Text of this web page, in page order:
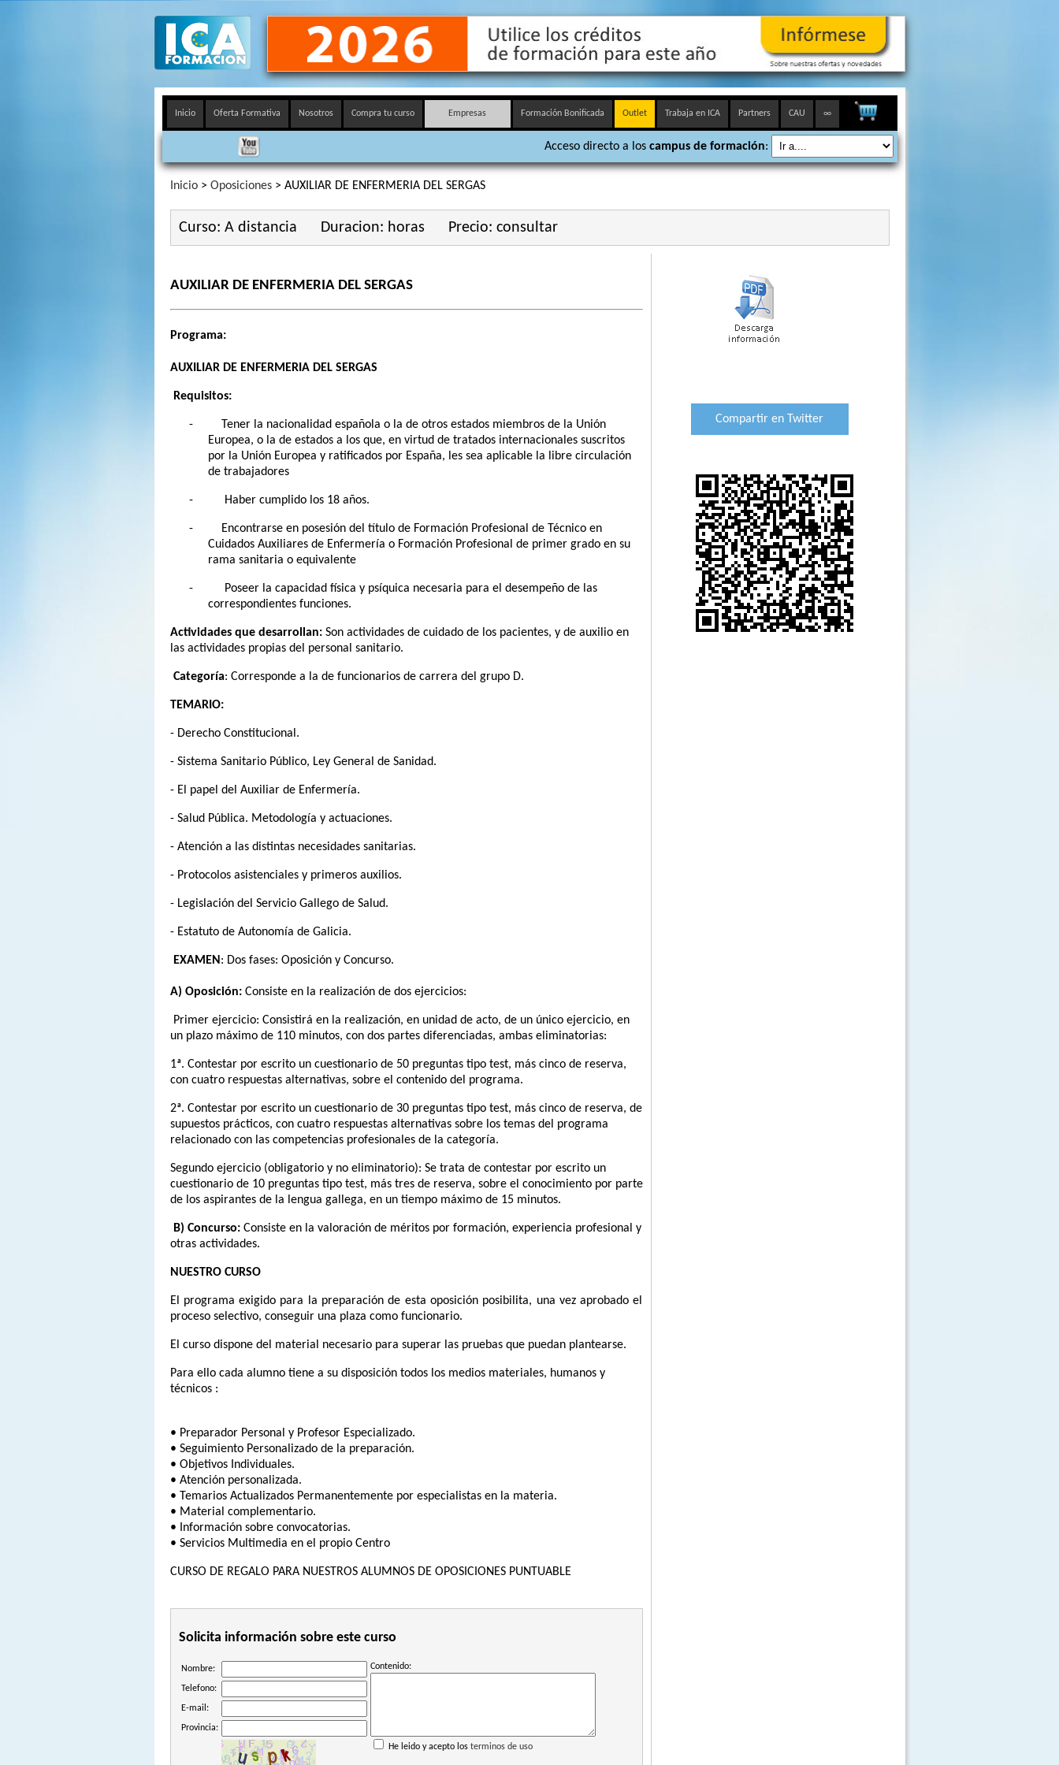
Inicio Oferta Formativa Nosotros Compra tu curso Empresas Formación Bonificada Outlet Trabaja en ICA Partners CAU ∞
Acceso directo a los campus de formación:
Inicio> Oposiciones> AUXILIAR DE ENFERMERIA DEL SERGAS
Curso: A distancia Duracion: horas Precio: consultar
AUXILIAR DE ENFERMERIA DEL SERGAS
Programa:
AUXILIAR DE ENFERMERIA DEL SERGAS
Requisitos:
- Tener la nacionalidad española o la de otros estados miembros de la Unión
Europea, o la de estados a los que, en virtud de tratados internacionales suscritos
por la Unión Europea y ratificados por España, les sea aplicable la libre circulación
de trabajadores
- Haber cumplido los 18 años.
- Encontrarse en posesión del título de Formación Profesional de Técnico en
Cuidados Auxiliares de Enfermería o Formación Profesional de primer grado en su
rama sanitaria o equivalente
- Poseer la capacidad física y psíquica necesaria para el desempeño de las
correspondientes funciones.
Actividades que desarrollan:Son actividades de cuidado de los pacientes, y de auxilio en
las actividades propias del personal sanitario.
Categoría: Corresponde a la de funcionarios de carrera del grupo D.
TEMARIO:
- Derecho Constitucional.
- Sistema Sanitario Público, Ley General de Sanidad.
- El papel del Auxiliar de Enfermería.
- Salud Pública. Metodología y actuaciones.
- Atención a las distintas necesidades sanitarias.
- Protocolos asistenciales y primeros auxilios.
- Legislación del Servicio Gallego de Salud.
- Estatuto de Autonomía de Galicia.
EXAMEN : Dos fases: Oposición y Concurso.
A) Oposición:Consiste en la realización de dos ejercicios:
Primer ejercicio: Consistirá en la realización, en unidad de acto, de un único ejercicio, en
un plazo máximo de 110 minutos, con dos partes diferenciadas, ambas eliminatorias:
1ª. Contestar por escrito un cuestionario de 50 preguntas tipo test, más cinco de reserva,
con cuatro respuestas alternativas, sobre el contenido del programa.
2ª. Contestar por escrito un cuestionario de 30 preguntas tipo test, más cinco de reserva, de
supuestos prácticos, con cuatro respuestas alternativas sobre los temas del programa
relacionado con las competencias profesionales de la categoría.
Segundo ejercicio (obligatorio y no eliminatorio): Se trata de contestar por escrito un
cuestionario de 10 preguntas tipo test, más tres de reserva, sobre el conocimiento por parte
de los aspirantes de la lengua gallega, en un tiempo máximo de 15 minutos.
B) Concurso:Consiste en la valoración de méritos por formación, experiencia profesional y
otras actividades.
NUESTRO CURSO
El programa exigido para la preparación de esta oposición posibilita, una vez aprobado el
proceso selectivo, conseguir una plaza como funcionario.
El curso dispone del material necesario para superar las pruebas que puedan plantearse.
Para ello cada alumno tiene a su disposición todos los medios materiales, humanos y
técnicos :
• Preparador Personal y Profesor Especializado.
• Seguimiento Personalizado de la preparación.
• Objetivos Individuales.
• Atención personalizada.
• Temarios Actualizados Permanentemente por especialistas en la materia.
• Material complementario.
• Información sobre convocatorias.
• Servicios Multimedia en el propio Centro
CURSO DE REGALO PARA NUESTROS ALUMNOS DE OPOSICIONES PUNTUABLE
Solicita información sobre este curso
Nombre: Contenido:
He leido y acepto los terminos de uso
Telefono:
E-mail:
Provincia:
Compartir en Twitter